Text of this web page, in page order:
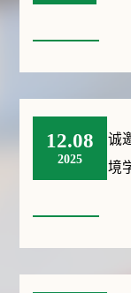
12.08
2025
诚
境